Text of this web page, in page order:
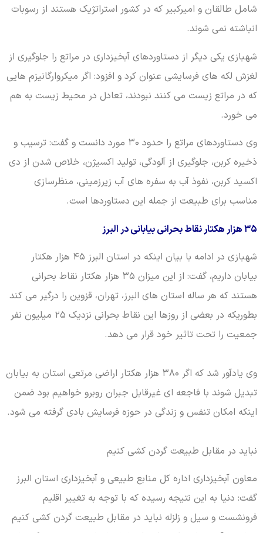
شامل طالقان و امیرکبیر که در کشور استراتژیک هستند از رسوبات
انباشته نمی شوند.
شهبازی یکی دیگر از دستاوردهای آبخیزداری در مراتع را جلوگیری از
لغزش لکه های فرسایشی عنوان کرد و افزود: اگر میکروارگانیزم هایی
که در مراتع زیست می کنند نبودند، تعادل در محیط زیست به هم
می خورد.
وی دستاوردهای مراتع را حدود ۳۰ مورد دانست و گفت: ترسیب و
ذخیره کربن، جلوگیری از آلودگی، تولید اکسیژن، خلاص شدن از دی
اکسید کربن، نفوذ آب به سفره های آب زیرزمینی، منظرسازی
مناسب برای طبیعت از جمله این دستاوردها است.
۳۵ هزار هکتار نقاط بحرانی بیابانی در البرز
شهبازی در ادامه با بیان اینکه در استان البرز ۴۵ هزار هکتار
بیابان داریم، گفت: از این میزان ۳۵ هزار هکتار نقاط بحرانی
هستند که هر ساله استان های البرز، تهران، قزوین را درگیر می کند
بطوریکه در بعضی از روزها این نقاط بحرانی نزدیک ۲۵ میلیون نفر
جمعیت را تحت تاثیر خود قرار می دهد.
وی یادآور شد که اگر ۳۸۰ هزار هکتار اراضی مرتعی استان به بیابان
تبدیل شوند با فاجعه ای غیرقابل جبران روبرو خواهیم بود ضمن
اینکه امکان تنفس و زندگی در حوزه فرسایش بادی گرفته می شود.
نباید در مقابل طبیعت گردن کشی کنیم
معاون آبخیزداری اداره کل منابع طبیعی و آبخیزداری استان البرز
گفت: دنیا به این نتیجه رسیده که با توجه به تغییر اقلیم
فرونشست و سیل و زلزله نباید در مقابل طبیعت گردن کشی کنیم